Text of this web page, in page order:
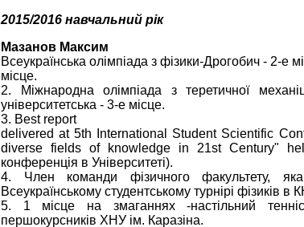
2015/2016 навчальний рік
Мазанов Максим
Всеукраїнська олімпіада з фізики-Дрогобич - 2-е
місце.
2. Міжнародна олімпіада з теретичної
університетська - 3-е місце.
3. Best report
delivered at 5th International Student Scientific
diverse fields of knowledge in 21st Century"
конференція в Університеті).
4. Член команди фізичного факультету,
Всеукраїнському студентському турнірі фізиків
5. 1 місце на змаганнях -настільний
першокурсників ХНУ ім. Каразіна.